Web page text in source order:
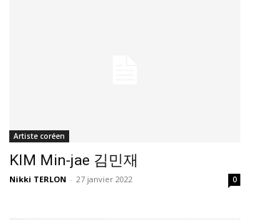
Artiste coréen
KIM Min-jae 김민재
Nikki TERLON - 27 janvier 2022 0